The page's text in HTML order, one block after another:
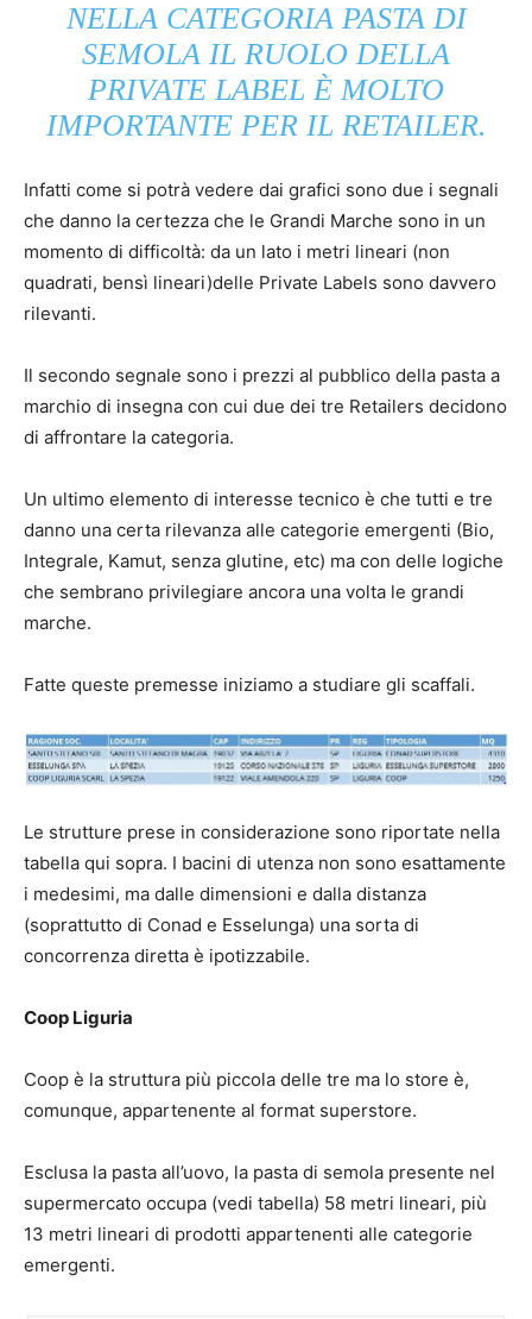
NELLA CATEGORIA PASTA DI
SEMOLA IL RUOLO DELLA
PRIVATE LABEL È MOLTO
IMPORTANTE PER IL RETAILER.
Infatti come si potrà vedere dai grafici sono due i segnali
che danno la certezza che le Grandi Marche sono in un
momento di difficoltà: da un lato i metri lineari (non
quadrati, bensì lineari)delle Private Labels sono davvero
rilevanti.
Il secondo segnale sono i prezzi al pubblico della pasta a
marchio di insegna con cui due dei tre Retailers decidono
di affrontare la categoria.
Un ultimo elemento di interesse tecnico è che tutti e tre
danno una certa rilevanza alle categorie emergenti (Bio,
Integrale, Kamut, senza glutine, etc) ma con delle logiche
che sembrano privilegiare ancora una volta le grandi
marche.
Fatte queste premesse iniziamo a studiare gli scaffali.
Le strutture prese in considerazione sono riportate nella
tabella qui sopra. I bacini di utenza non sono esattamente
i medesimi, ma dalle dimensioni e dalla distanza
(soprattutto di Conad e Esselunga) una sorta di
concorrenza diretta è ipotizzabile.
Coop Liguria
Coop è la struttura più piccola delle tre ma lo store è,
comunque, appartenente al format superstore.
Esclusa la pasta all’uovo, la pasta di semola presente nel
supermercato occupa (vedi tabella) 58 metri lineari, più
13 metri lineari di prodotti appartenenti alle categorie
emergenti.